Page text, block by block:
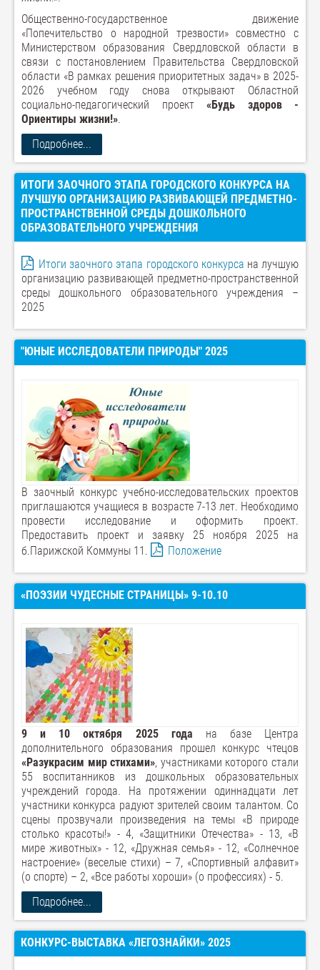
Общественно-государственное движение
«Попечительство о народной трезвости» совместно с
Министерством образования Свердловской области в
связи с постановлением Правительства Свердловской
области «В рамках решения приоритетных задач» в 2025-
2026 учебном году снова открывают Областной
социально-педагогический проект «Будь здоров -
Ориентиры жизни!».
Подробнее...
ИТОГИ ЗАОЧНОГО ЭТАПА ГОРОДСКОГО КОНКУРСА НА
ЛУЧШУЮ ОРГАНИЗАЦИЮ РАЗВИВАЮЩЕЙ ПРЕДМЕТНО-
ПРОСТРАНСТВЕННОЙ СРЕДЫ ДОШКОЛЬНОГО
ОБРАЗОВАТЕЛЬНОГО УЧРЕЖДЕНИЯ
Итоги заочного этапа городского конкурса на лучшую
организацию развивающей предметно-пространственной
среды дошкольного образовательного учреждения –
2025
"ЮНЫЕ ИССЛЕДОВАТЕЛИ ПРИРОДЫ" 2025
В заочный конкурс учебно-исследовательских проектов
приглашаются учащиеся в возрасте 7-13 лет. Необходимо
провести исследование и оформить проект.
Предоставить проект и заявку 25 ноября 2025 на
б.Парижской Коммуны 11.
Положение
«ПОЭЗИИ ЧУДЕСНЫЕ СТРАНИЦЫ» 9-10.10
9 и 10 октября 2025 года на базе Центра
дополнительного образования прошел конкурс чтецов
«Разукрасим мир стихами», участниками которого стали
55 воспитанников из дошкольных образовательных
учреждений города. На протяжении одиннадцати лет
участники конкурса радуют зрителей своим талантом. Со
сцены прозвучали произведения на темы «В природе
столько красоты!» - 4, «Защитники Отечества» - 13, «В
мире животных» - 12, «Дружная семья» - 12, «Солнечное
настроение» (веселые стихи) – 7, «Спортивный алфавит»
(о спорте) – 2, «Все работы хороши» (о профессиях) - 5.
Подробнее...
КОНКУРС-ВЫСТАВКА «ЛЕГОЗНАЙКИ» 2025